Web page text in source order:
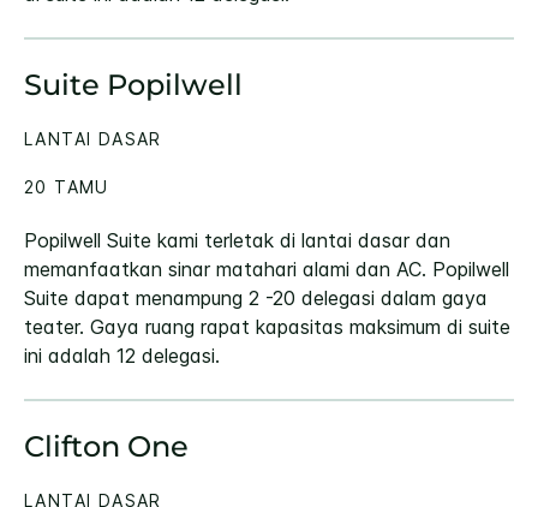
Suite Popilwell
Popilwell Suite kami terletak di lantai dasar dan
memanfaatkan sinar matahari alami dan AC. Popilwell
Suite dapat menampung 2 -20 delegasi dalam gaya
teater. Gaya ruang rapat kapasitas maksimum di suite
ini adalah 12 delegasi.
LANTAI DASAR
20 TAMU
Clifton One
LANTAI DASAR